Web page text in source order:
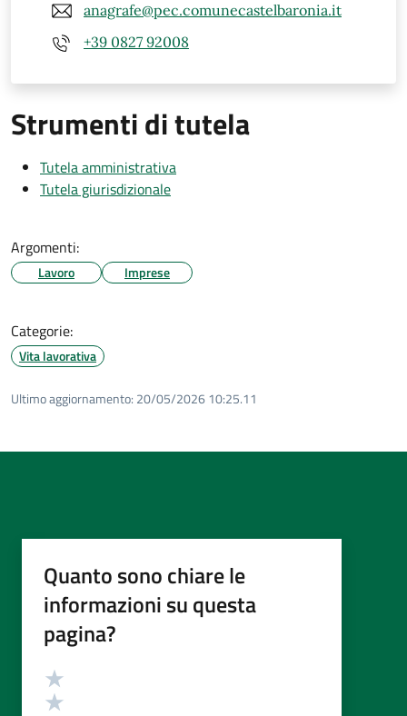
anagrafe@pec.comunecastelbaronia.it
+39 0827 92008
Strumenti di tutela
Tutela amministrativa
Tutela giurisdizionale
Argomenti:
Lavoro Imprese
Categorie:
Vita lavorativa
Ultimo aggiornamento: 20/05/2026 10:25.11
Quanto sono chiare le
informazioni su questa
pagina?
Valutazione